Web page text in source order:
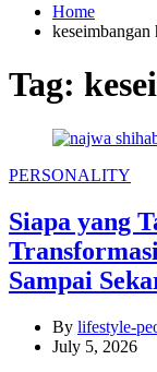
Home
keseimbangan
Tag:
Categories
PERSONALITY
Siapa yang
Sampai
By lifestyle-
July 5, 2026